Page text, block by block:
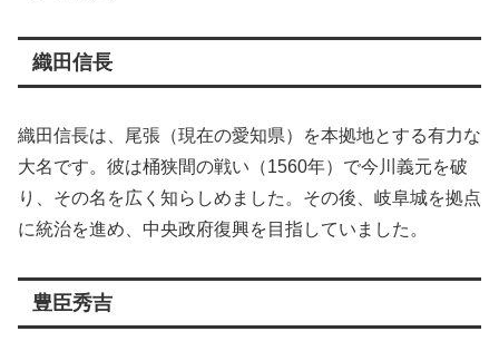
織田信長
織田信長は、尾張（現在の愛知県）を本拠地とする有力な
大名です。彼は桶狭間の戦い（1560年）で今川義元を破
り、その名を広く知らしめました。その後、岐阜城を拠点
に統治を進め、中央政府復興を目指していました。
豊臣秀吉